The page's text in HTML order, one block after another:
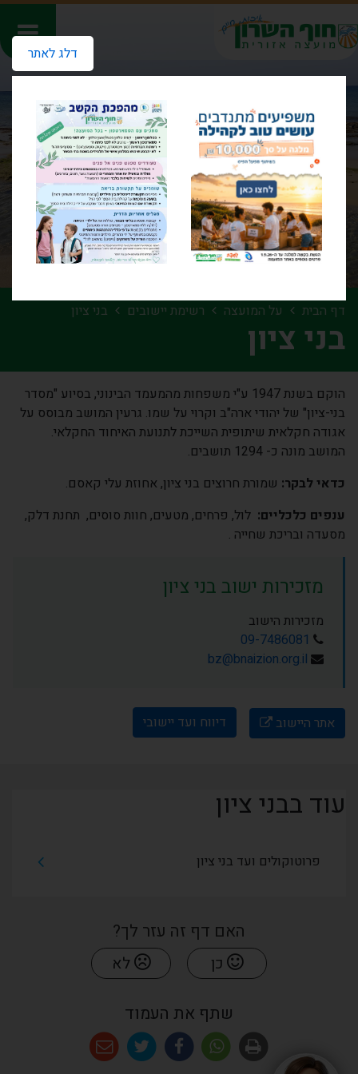
דלג לאתר
דף הבית על המועצה רשימת יישובים בני ציון
בני ציון
הוקם בשנת 1947 ע"י משפחות מהמעמד הבינוני, בסיוע "מסדר
בני-ציון" של יהודי ארה"ב וקרוי על שמו. גרעין המושב מבוסס על
אגודה חקלאית שיתופית השייכת לתנועת האיחוד החקלאי.
המושב מונה כ- 1294 תושבים.
כדאי לבקר: שמורת חרוצים בני ציון, אחוזת עלי קאסם.
ענפים כלכליים: לול, פרחים, מטעים, חוות סוסים, תחנת דלק,
מסעדה ובריכת שחייה .
מזכירות ישוב בני ציון
מזכירות הישוב
09-7486081
bz@bnaizion.org.il
אתר היישוב דיווח ועד יישובי
עוד בבני ציון
פרוטוקולים ועד בני ציון
האם דף זה עזר לך?
כן לא
שתף את העמוד